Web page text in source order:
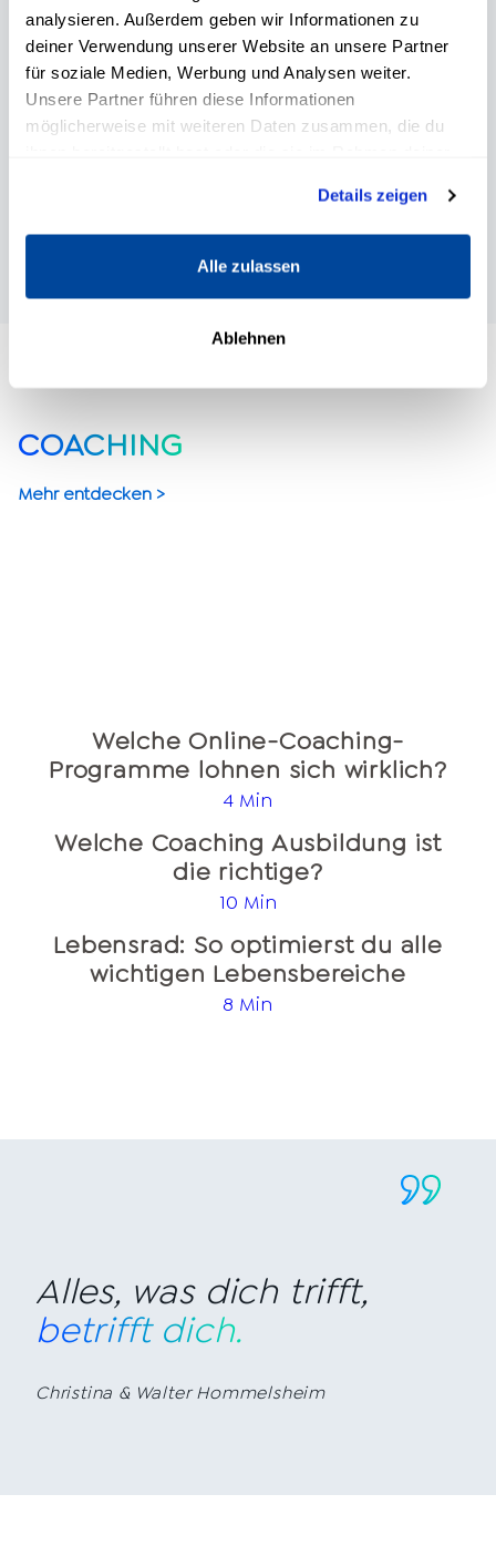
analysieren. Außerdem geben wir Informationen zu
deiner Verwendung unserer Website an unsere Partner
für soziale Medien, Werbung und Analysen weiter.
Unsere Partner führen diese Informationen
möglicherweise mit weiteren Daten zusammen, die du
Details zeigen
Alle zulassen
Ablehnen
dir dabeiin 5 Minuten, dein persönliches
Verhalten zu verstehen - und dabei deine
Stärken voll auszuleben.
COACHING
Mehr entdecken >
Welche Online-Coaching-
Programme lohnen sich wirklich?
4 Min
Welche Coaching Ausbildung ist
die richtige?
10 Min
Lebensrad: So optimierst du alle
wichtigen Lebensbereiche
8 Min
Alles, was dich trifft,
betrifft dich.
Christina & Walter Hommelsheim